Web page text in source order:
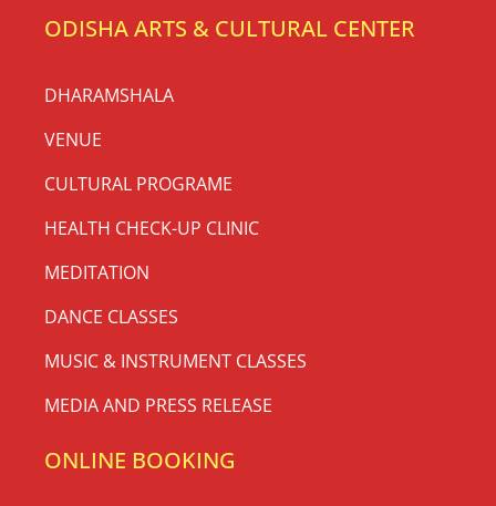
ODISHA ARTS & CULTURAL CENTER
DHARAMSHALA
VENUE
CULTURAL PROGRAME
HEALTH CHECK-UP CLINIC
MEDITATION
DANCE CLASSES
MUSIC & INSTRUMENT CLASSES
MEDIA AND PRESS RELEASE
ONLINE BOOKING